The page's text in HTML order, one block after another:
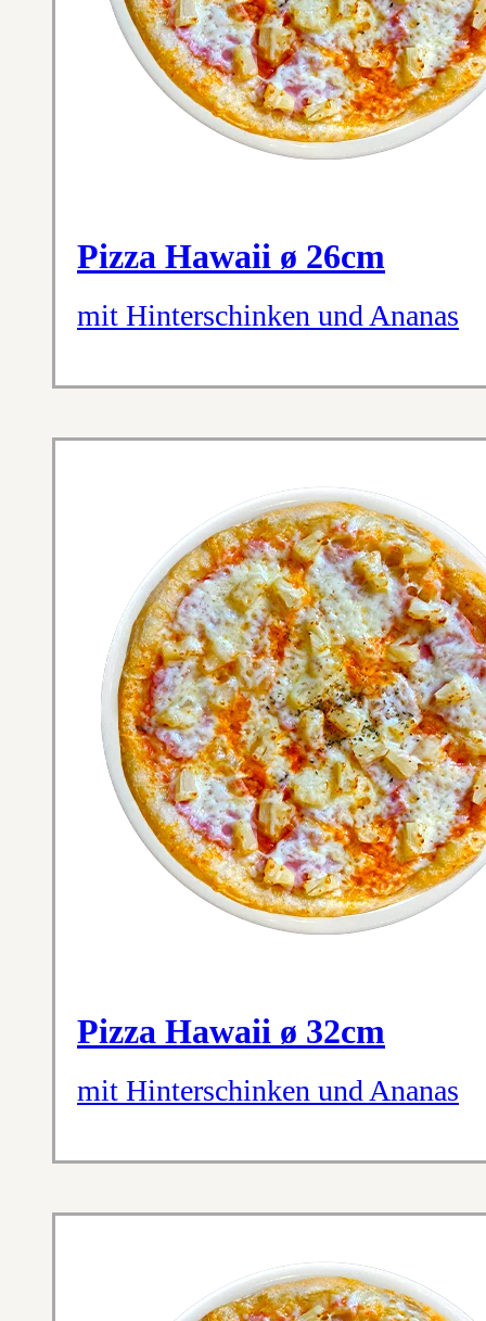
Pizza Hawaii ø 26cm
mit Hinterschinken und Ananas
Pizza Hawaii ø 32cm
mit Hinterschinken und Ananas